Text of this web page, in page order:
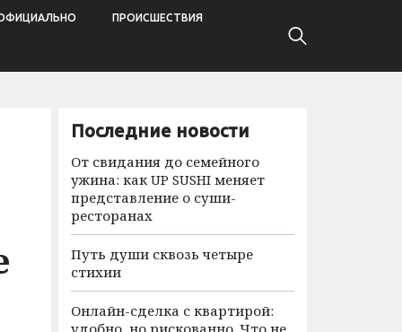
ПРОИСШЕСТВИЯ
Последние новости
От свидания до семейного
ужина: как UP SUSHI меняет
представление о суши-
ресторанах
Путь души сквозь четыре
стихии
Онлайн-сделка с квартирой:
удобно, но рискованно. Что не